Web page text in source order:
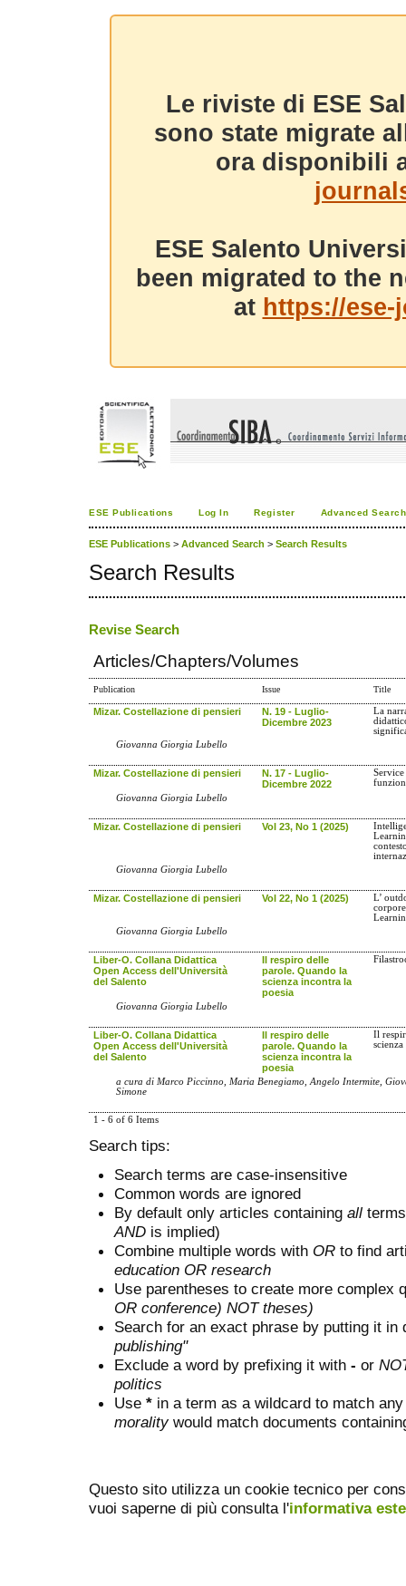
Le riviste di ESE
sono state migrate
ora disponibili
ESE Salento
been migrated to the
at https://
ESE Publications Log In Register Advanced Search
ESE Publications > Advanced Search > Search Results
Search Results
Revise Search
Articles/Chapters/Volumes
Publication Issue Title
Mizar. Costellazione di pensieri
N. 19 - Luglio-
Dicembre 2023
La
Giovanna Giorgia Lubello
Mizar. Costellazione di pensieri
N. 17 - Luglio-
Dicembre 2022
Giovanna Giorgia Lubello
Mizar. Costellazione di pensieri Vol 23, No 1 (2025)
Giovanna Giorgia Lubello
Mizar. Costellazione di pensieri Vol 22, No 1 (2025)
L’
Giovanna Giorgia Lubello
Liber-O. Collana Didattica
Open Access dell'Università
del Salento
Il respiro delle
parole. Quando la
scienza incontra la
poesia
Giovanna Giorgia Lubello
Liber-O. Collana Didattica
Open Access dell'Università
del Salento
Il respiro delle
parole. Quando la
scienza incontra la
poesia
Il
a cura di Marco Piccinno, Maria Benegiamo, Angelo Intermite,
Simone
1 - 6 of 6 Items
Search tips:
Search terms are case-insensitive
Common words are ignored
By default only articles containing all
AND is implied)
Combine multiple words with OR to find
education OR research
Use parentheses to create more complex
OR conference) NOT theses)
Search for an exact phrase by putting it
publishing"
Exclude a word by prefixing it with - or
politics
Use * in a term as a wildcard to match
moralitywould match documents
Questo sito utilizza un cookie tecnico per
vuoi saperne di più consulta l'informativa